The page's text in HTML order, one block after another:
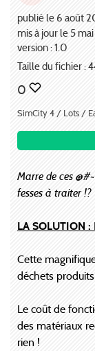
publié le 6 août
mis à jour le 5
version : 1.0
Taille du fichier :
0
SimCity 4 / Lots /
Marre de ces
fesses à traiter !?
LA SOLUTION :
Cette
déchets
Le coût de
des matériaux
rien !